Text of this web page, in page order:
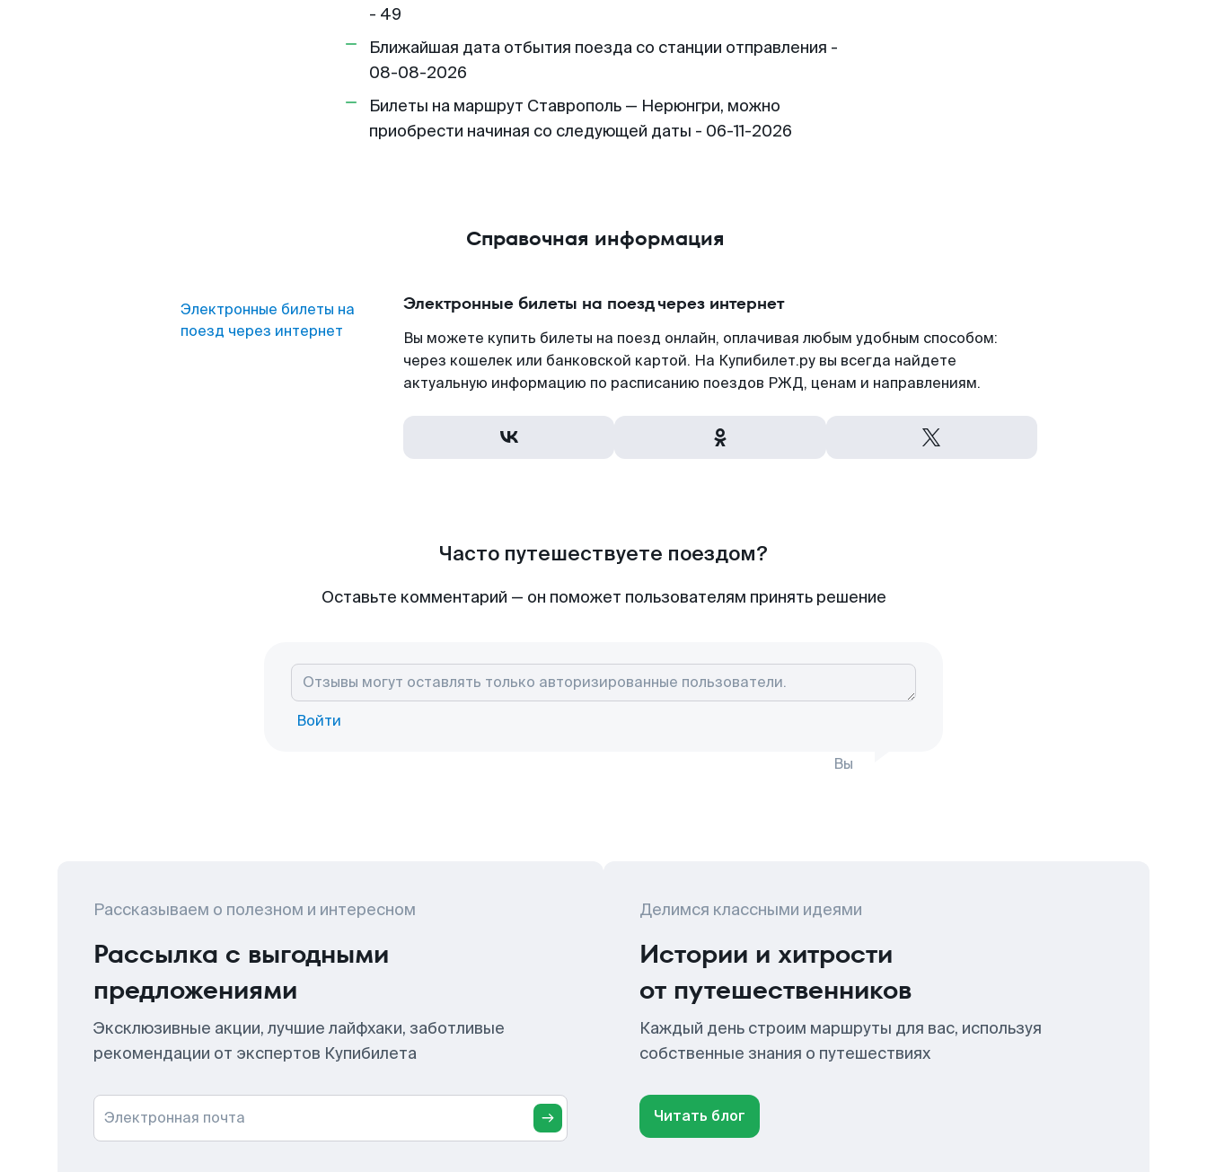
- 49
Ближайшая дата отбытия поезда со станции отправления -
08-08-2026
Билеты на маршрут Ставрополь — Нерюнгри, можно
приобрести начиная со следующей даты - 06-11-2026
Справочная информация
Электронные билеты на
поезд через интернет
Электронные билеты на поезд через интернет
Вы можете купить билеты на поезд онлайн, оплачивая любым удобным способом:
через кошелек или банковской картой. На Купибилет.ру вы всегда найдете
актуальную информацию по расписанию поездов РЖД, ценам и направлениям.
Часто путешествуете поездом?
Оставьте комментарий — он поможет пользователям принять решение
Войти
Вы
Рассказываем о полезном и интересном
Рассылка с выгодными
предложениями
Эксклюзивные акции, лучшие лайфхаки, заботливые
рекомендации от экспертов Купибилета
Электронная почта
Делимся классными идеями
Истории и хитрости
от путешественников
Каждый день строим маршруты для вас, используя
собственные знания о путешествиях
Читать блог